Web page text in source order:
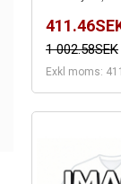
1 002.58SEK
Exkl moms: